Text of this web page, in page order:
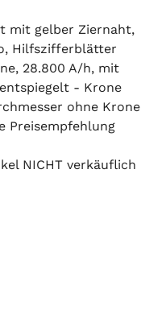
mit gelber Ziernaht,
Hilfszifferblätter
28.800 A/h, mit
- Krone
ohne Krone
Preisempfehlung
NICHT verkäuflich